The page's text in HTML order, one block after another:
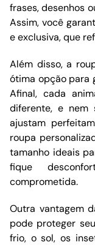
frases, desenhos
Assim, você
e exclusiva, que
Além disso, a
ótima opção para
Afinal, cada
diferente, e nem
ajustam
roupa
tamanho ideais
fique
comprometida.
Outra vantagem
pode proteger
frio, o sol, os